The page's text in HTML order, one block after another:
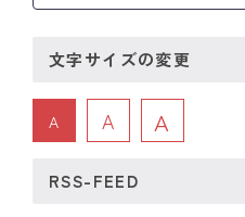
文字サイズの変更
A A A
RSS-FEED